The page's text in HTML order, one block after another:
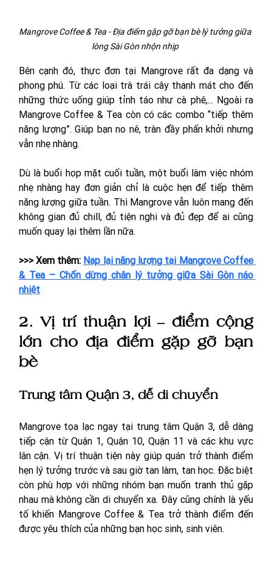
Mangrove Coffee & Tea - Địa điểm gặp gỡ bạn bè lý tưởng giữa
lòng Sài Gòn nhộn nhịp
Bên cạnh đó, thực đơn tại Mangrove rất đa dạng và
phong phú. Từ các loại trà trái cây thanh mát cho đến
những thức uống giúp tỉnh táo như cà phê,... Ngoài ra
Mangrove Coffee & Tea còn có các combo “tiếp thêm
năng lượng”. Giúp bạn no nê, tràn đầy phấn khởi nhưng
vẫn nhẹ nhàng.
Dù là buổi họp mặt cuối tuần, một buổi làm việc nhóm
nhẹ nhàng hay đơn giản chỉ là cuộc hẹn để tiếp thêm
năng lượng giữa tuần. Thì Mangrove vẫn luôn mang đến
không gian đủ chill, đủ tiện nghi và đủ đẹp để ai cũng
muốn quay lại thêm lần nữa.
>>> Xem thêm: Nạp lại năng lượng tại Mangrove Coffee
& Tea – Chốn dừng chân lý tưởng giữa Sài Gòn náo
nhiệt
2. Vị trí thuận lợi – điểm cộng
lớn cho địa điểm gặp gỡ bạn
bè
Trung tâm Quận 3, dễ di chuyển
Mangrove tọa lạc ngay tại trung tâm Quận 3, dễ dàng
tiếp cận từ Quận 1, Quận 10, Quận 11 và các khu vực
lân cận. Vị trí thuận tiện này giúp quán trở thành điểm
hẹn lý tưởng trước và sau giờ tan làm, tan học. Đặc biệt
còn phù hợp với những nhóm bạn muốn tranh thủ gặp
nhau mà không cần di chuyển xa. Đây cũng chính là yếu
tố khiến Mangrove Coffee & Tea trở thành điểm đến
được yêu thích của những bạn học sinh, sinh viên.